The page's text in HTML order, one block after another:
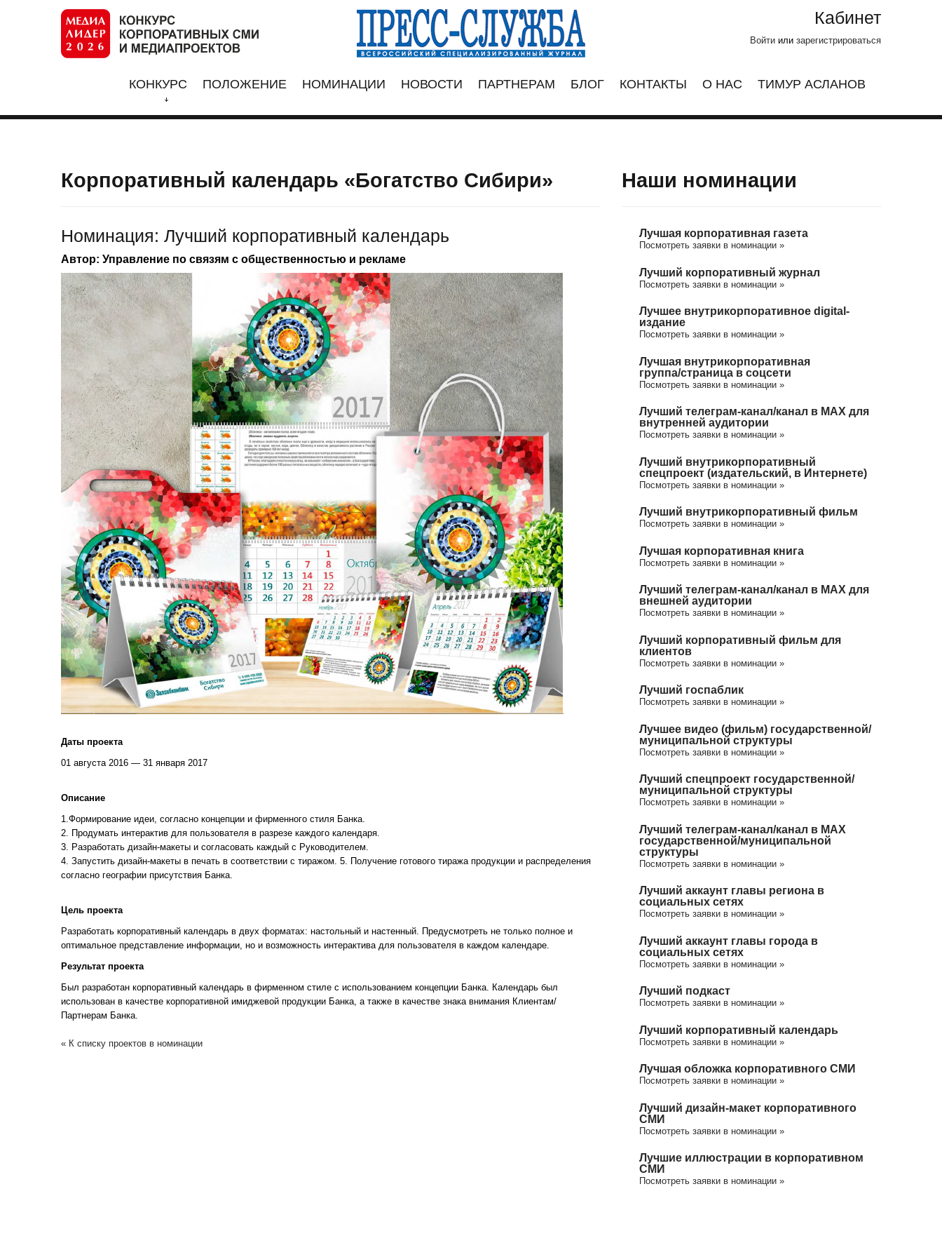
Кабинет
Войти или зарегистрироваться
КОНКУРС ПОЛОЖЕНИЕ НОМИНАЦИИ НОВОСТИ ПАРТНЕРАМ БЛОГ КОНТАКТЫ О НАС ТИМУР АСЛАНОВ
Корпоративный календарь «Богатство Сибири»
Номинация: Лучший корпоративный календарь
Автор: Управление по связям с общественностью и рекламе
Даты проекта
01 августа 2016 — 31 января 2017
Описание
1.Формирование идеи, согласно концепции и фирменного стиля Банка.
2. Продумать интерактив для пользователя в разрезе каждого календаря.
3. Разработать дизайн-макеты и согласовать каждый с Руководителем.
4. Запустить дизайн-макеты в печать в соответствии с тиражом. 5. Получение готового тиража продукции и распределения
согласно географии присутствия Банка.
Цель проекта
Разработать корпоративный календарь в двух форматах: настольный и настенный. Предусмотреть не только полное и
оптимальное представление информации, но и возможность интерактива для пользователя в каждом календаре.
Результат проекта
Был разработан корпоративный календарь в фирменном стиле с использованием концепции Банка. Календарь был
использован в качестве корпоративной имиджевой продукции Банка, а также в качестве знака внимания Клиентам/
Партнерам Банка.
« К списку проектов в номинации
Наши номинации
Лучшая корпоративная газета
Посмотреть заявки в номинации »
Лучший корпоративный журнал
Посмотреть заявки в номинации »
Лучшее внутрикорпоративное digital-
издание
Посмотреть заявки в номинации »
Лучшая внутрикорпоративная
группа/cтраница в соцсети
Посмотреть заявки в номинации »
Лучший телеграм-канал/канал в МАХ для
внутренней аудитории
Посмотреть заявки в номинации »
Лучший внутрикорпоративный
спецпроект (издательский, в Интернете)
Посмотреть заявки в номинации »
Лучший внутрикорпоративный фильм
Посмотреть заявки в номинации »
Лучшая корпоративная книга
Посмотреть заявки в номинации »
Лучший телеграм-канал/канал в МАХ для
внешней аудитории
Посмотреть заявки в номинации »
Лучший корпоративный фильм для
клиентов
Посмотреть заявки в номинации »
Лучший госпаблик
Посмотреть заявки в номинации »
Лучшее видео (фильм) государственной/
муниципальной структуры
Посмотреть заявки в номинации »
Лучший спецпроект государственной/
муниципальной структуры
Посмотреть заявки в номинации »
Лучший телеграм-канал/канал в МАХ
государственной/муниципальной
структуры
Посмотреть заявки в номинации »
Лучший аккаунт главы региона в
социальных сетях
Посмотреть заявки в номинации »
Лучший аккаунт главы города в
социальных сетях
Посмотреть заявки в номинации »
Лучший подкаст
Посмотреть заявки в номинации »
Лучший корпоративный календарь
Посмотреть заявки в номинации »
Лучшая обложка корпоративного СМИ
Посмотреть заявки в номинации »
Лучший дизайн-макет корпоративного
СМИ
Посмотреть заявки в номинации »
Лучшие иллюстрации в корпоративном
СМИ
Посмотреть заявки в номинации »